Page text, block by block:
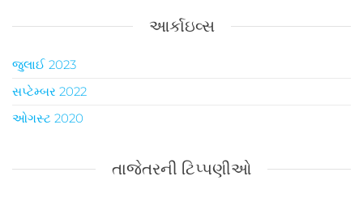
આર્કાઇવ્સ
જુલાઈ 2023
સપ્ટેમ્બર 2022
ઓગસ્ટ 2020
તાજેતરની ટિપ્પણીઓ